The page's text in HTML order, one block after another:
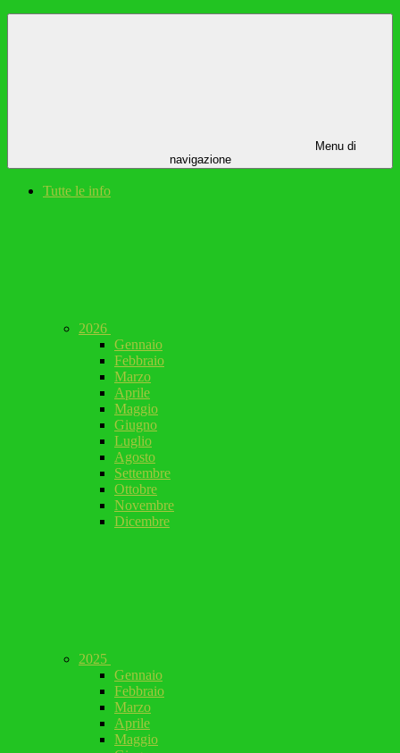
Menu di
navigazione
Tutte le info
2026
Gennaio
Febbraio
Marzo
Aprile
Maggio
Giugno
Luglio
Agosto
Settembre
Ottobre
Novembre
Dicembre
2025
Gennaio
Febbraio
Marzo
Aprile
Maggio